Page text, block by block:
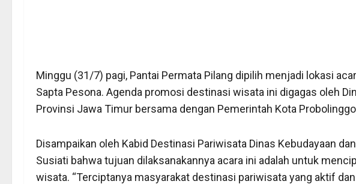
Minggu (31/7) pagi, Pantai Permata Pilang dipilih menjadi lokasi
Sapta Pesona. Agenda promosi destinasi wisata ini digagas oleh
Provinsi Jawa Timur bersama dengan Pemerintah Kota
Disampaikan oleh Kabid Destinasi Pariwisata Dinas Kebudayaan
Susiati bahwa tujuan dilaksanakannya acara ini adalah untuk
wisata. “Terciptanya masyarakat destinasi pariwisata yang aktif